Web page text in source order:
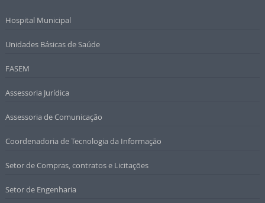
Hospital Municipal
Unidades Básicas de Saúde
FASEM
Assessoria Jurídica
Assessoria de Comunicação
Coordenadoria de Tecnologia da Informação
Setor de Compras, contratos e Licitações
Setor de Engenharia